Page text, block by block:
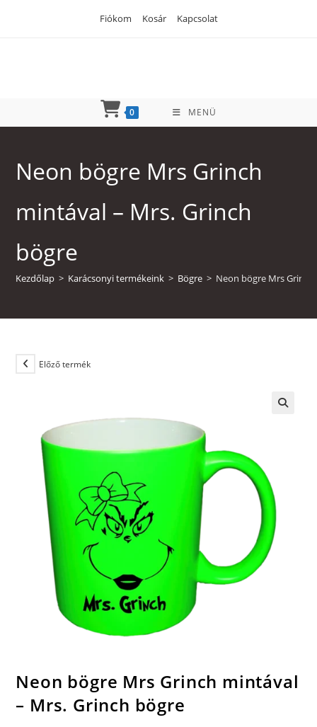
Fiókom Kosár Kapcsolat
0 MENÜ
Neon bögre Mrs Grinch
mintával – Mrs. Grinch
bögre
Kezdőlap > Karácsonyi termékeink > Bögre > Neon bögre Mrs
Előző termék
Neon bögre Mrs Grinch mintával
– Mrs. Grinch bögre